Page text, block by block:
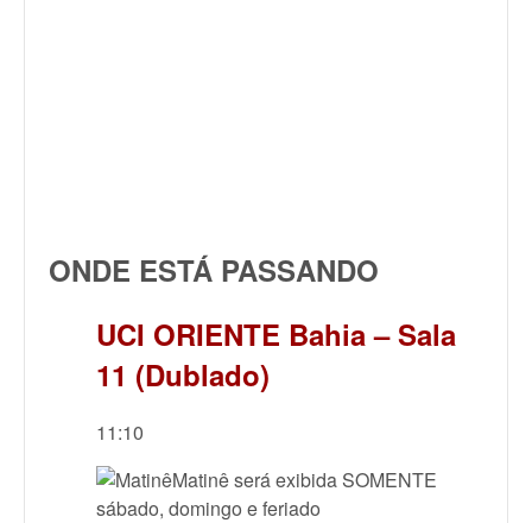
ONDE ESTÁ PASSANDO
UCI ORIENTE Bahia – Sala
11 (Dublado)
11:10
Matinê será exibida SOMENTE
sábado, domingo e feriado